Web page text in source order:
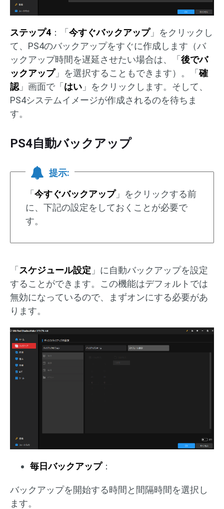
ステップ4 ：「 今すぐバックアップ」をクリックし
て、PS4のバックアップをすぐに作成します（バ
ックアップ時間を遅延させたい場合は、「 後でバ
ックアップ」を選択することもできます）。「確
認」画面で「 はい 」をクリックします。そして、
PS4システムイメージが作成されるのを待ちま
す。
PS4自動バックアップ
提示:
「 今すぐバックアップ」をクリックする前
に、下記の設定をしておくことが必要で
す。
「 スケジュール設定 」に自動バックアップを設定
することができます。この機能はデフォルトでは
無効になっているので、まずオンにする必要があ
ります。
毎日バックアップ：
バックアップを開始する時間と間隔時間を選択し
ます。